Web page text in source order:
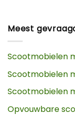
Meest
Scootmobielen
Scootmobielen
Scootmobielen
Opvouwbare